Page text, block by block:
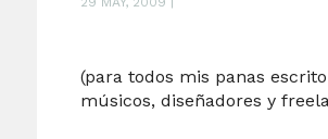
(para todos mis panas
músicos, diseñadores y